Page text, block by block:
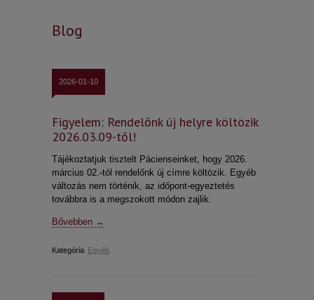
Blog
2026-01-10
Figyelem: Rendelőnk új helyre költözik
2026.03.09-től!
Tájékoztatjuk tisztelt Pácienseinket, hogy 2026.
március 02.-tól rendelőnk új címre költözik. Egyéb
változás nem történik, az időpont-egyeztetés
továbbra is a megszokott módon zajlik.
Bővebben →
Kategória Egyéb